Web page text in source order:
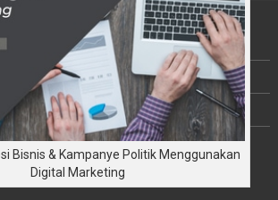
Tentang Kami
Berita
Disclaimer
© JalinKebersamaan.com 2026
All rights reserved
Bisnis & Kampanye Politik Menggunakan
Digital Marketing